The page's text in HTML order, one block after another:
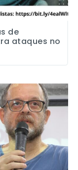
de
ataques no
Breno Altman,